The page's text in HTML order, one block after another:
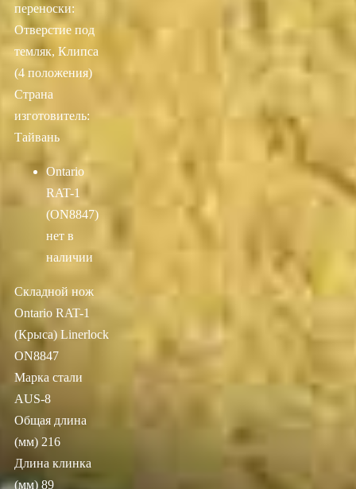
переноски:
Отверстие под
темляк, Клипса
(4 положения)
Страна
изготовитель:
Тайвань
Ontario
RAT-1
(ON8847)
нет в
наличии
Складной нож
Ontario RAT-1
(Крыса) Linerlock
ON8847
Марка стали
AUS-8
Общая длина
(мм) 216
Длина клинка
(мм) 89